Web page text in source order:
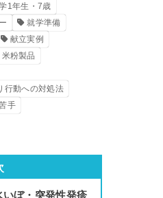
1年生・7歳
就学準備
献立実例
米粉製品
行動への対処法
手
ぼ・突発性発疹